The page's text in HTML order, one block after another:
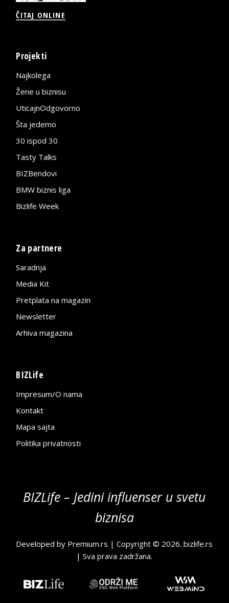
ČITAJ ONLINE
Projekti
Najkolega
Žene u biznisu
UticajnOdgovorno
Šta jedemo
30 ispod 30
Tasty Talks
BIZBendovi
BMW biznis liga
Bizlife Week
Za partnere
Saradnja
Media Kit
Pretplata na magazin
Newsletter
Arhiva magazina
BIZLife
Impresum/O nama
Kontakt
Mapa sajta
Politika privatnosti
BIZLife – Jedini influenser u svetu
biznisa
Developed by Premium.rs | Copyright © 2026.bizlife.rs
| Sva prava zadržana.